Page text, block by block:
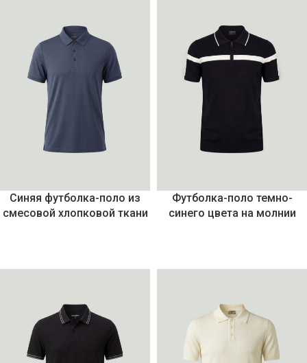
Синяя футболка-поло из
смесовой хлопковой ткани
Футболка-поло темно-
синего цвета на молнии